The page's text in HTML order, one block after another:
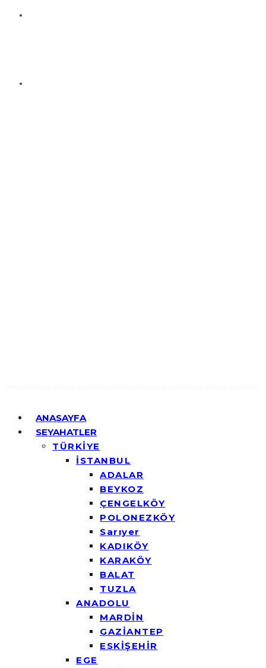
ANASAYFA
SEYAHATLER
TÜRKİYE
İSTANBUL
ADALAR
BEYKOZ
ÇENGELKÖY
POLONEZKÖY
Sarıyer
KADIKÖY
KARAKÖY
BALAT
TUZLA
ANADOLU
MARDİN
GAZİANTEP
ESKİŞEHİR
EGE